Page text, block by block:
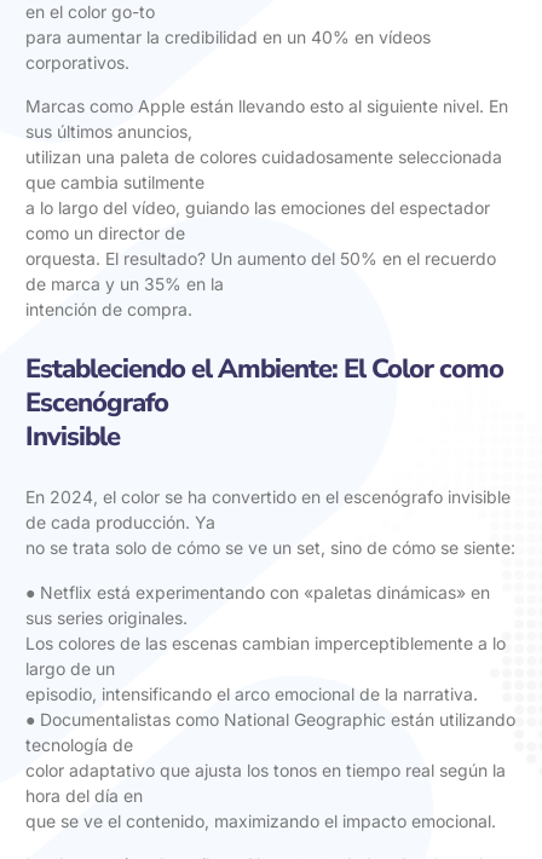
en el color go-to
para aumentar la credibilidad en un 40% en vídeos
corporativos.
Marcas como Apple están llevando esto al siguiente nivel. En
sus últimos anuncios,
utilizan una paleta de colores cuidadosamente seleccionada
que cambia sutilmente
a lo largo del vídeo, guiando las emociones del espectador
como un director de
orquesta. El resultado? Un aumento del 50% en el recuerdo
de marca y un 35% en la
intención de compra.
Estableciendo el Ambiente: El Color como
Escenógrafo
Invisible
En 2024, el color se ha convertido en el escenógrafo invisible
de cada producción. Ya
no se trata solo de cómo se ve un set, sino de cómo se siente:
● Netflix está experimentando con «paletas dinámicas» en
sus series originales.
Los colores de las escenas cambian imperceptiblemente a lo
largo de un
episodio, intensificando el arco emocional de la narrativa.
● Documentalistas como National Geographic están utilizando
tecnología de
color adaptativo que ajusta los tonos en tiempo real según la
hora del día en
que se ve el contenido, maximizando el impacto emocional.